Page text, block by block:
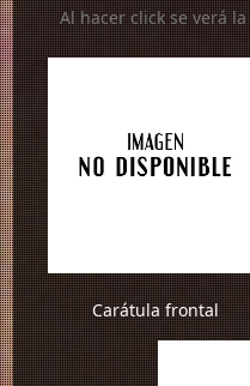
Al hacer click se verá
Carátula frontal